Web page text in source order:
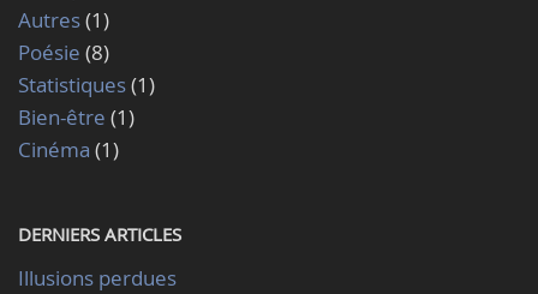
Autres(1)
Poésie (8)
Statistiques(1)
Bien-être (1)
Cinéma (1)
DERNIERS ARTICLES
Illusions perdues